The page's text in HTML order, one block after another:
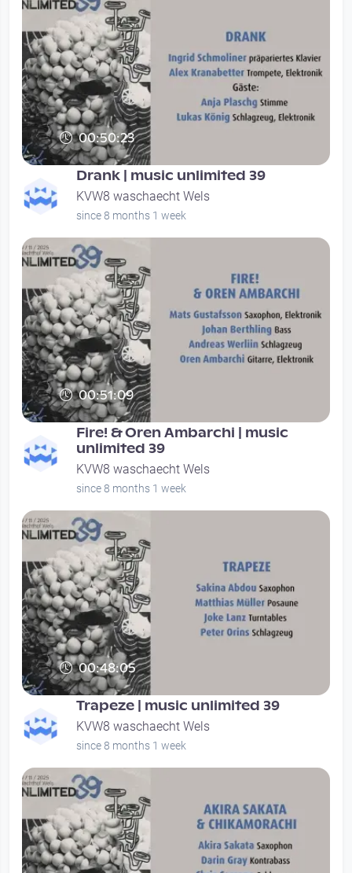
00:50:23
Drank | music unlimited 39
KVW8 waschaecht Wels
since 8 months 1 week
00:51:09
Fire! & Oren Ambarchi | music
unlimited 39
KVW8 waschaecht Wels
since 8 months 1 week
00:48:05
Trapeze | music unlimited 39
KVW8 waschaecht Wels
since 8 months 1 week